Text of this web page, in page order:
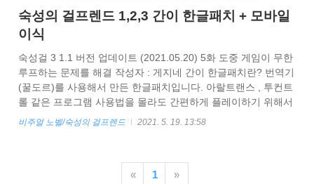
숙성의 걸프렌드 1,2,3 간이 한글패치 + 모바일
이식
숙성걸 3 1.1 버전 업데이트 (2021.05.20) 5화 도중 게임이 무한
루프하는 문제를 해결 작성자 : 게지네 간이 한글패치란? 번역기
(꿀도르)를 사용해서 만든 한글패치입니다. 아랄트랜스 , 투컨트
롤 같은 프로그램 사용법을 몰라도 간편하게 플레이하기 위해서
만들었습니다. 덤으로 가능하면 모바일 이식까지 합니다. 패치하
https://drive.google.com/file/d/
usp=sharing syukugar1_KR_installer 1.0 (PW syu).zip
비주얼 노벨/숙성의 걸프렌드 2021. 5. 19. 13:58
« 1 »